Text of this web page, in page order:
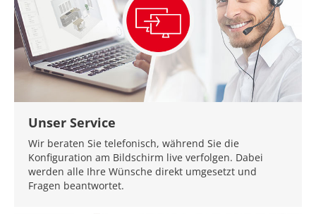
Unser Service
Wir beraten Sie telefonisch, während Sie die
Konfiguration am Bildschirm live verfolgen. Dabei
werden alle Ihre Wünsche direkt umgesetzt und
Fragen beantwortet.